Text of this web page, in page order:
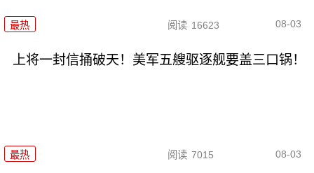
最热 阅读 16623 08-03
上将一封信捅破天！美军五艘驱逐舰要盖三口锅！
最热 阅读 7015 08-03